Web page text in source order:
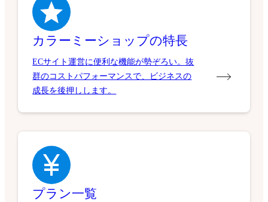
カラーミーショップの特長
ECサイト運営に便利な機能が勢ぞろい。抜
群のコストパフォーマンスで、ビジネスの
成長を後押しします。
プラン一覧